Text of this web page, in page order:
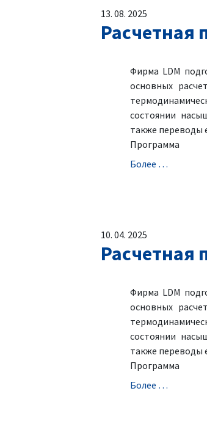
13. 08. 2025
Расчетная
Фирма LDM
основных
состоянии
также переводы
Программа
Болeе …
10. 04. 2025
Расчетная
Фирма LDM
основных
состоянии
также переводы
Программа
Болeе …